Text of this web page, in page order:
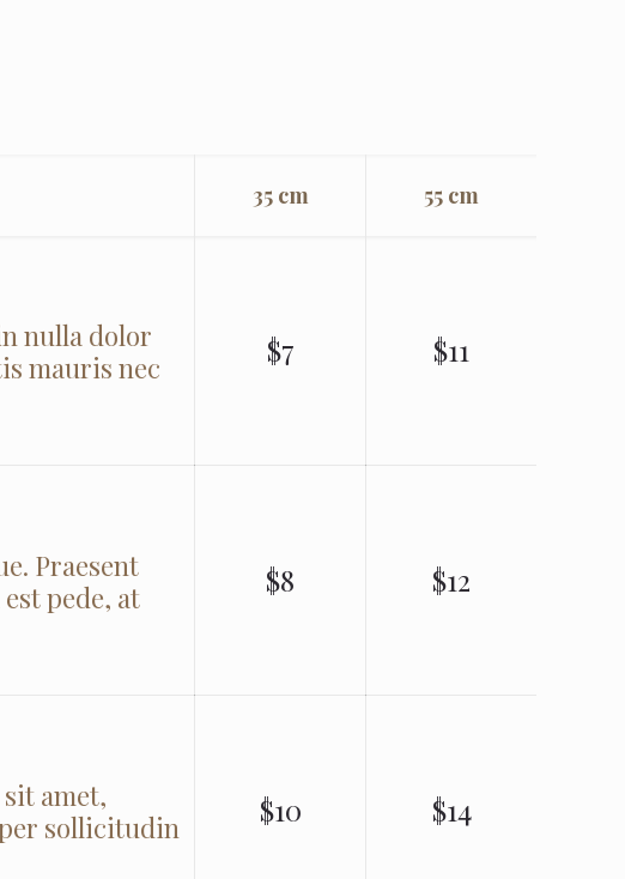
35 cm 55 cm
nulla dolor
mauris nec
$7 $11
Praesent
pede, at
$8 $12
amet,
sollicitudin
$10 $14